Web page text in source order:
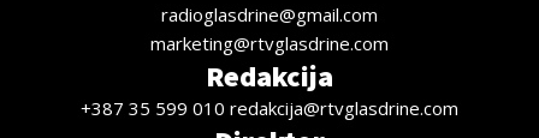
radioglasdrine@gmail.com
marketing@rtvglasdrine.com
Redakcija
+387 35 599 010 redakcija@rtvglasdrine.com